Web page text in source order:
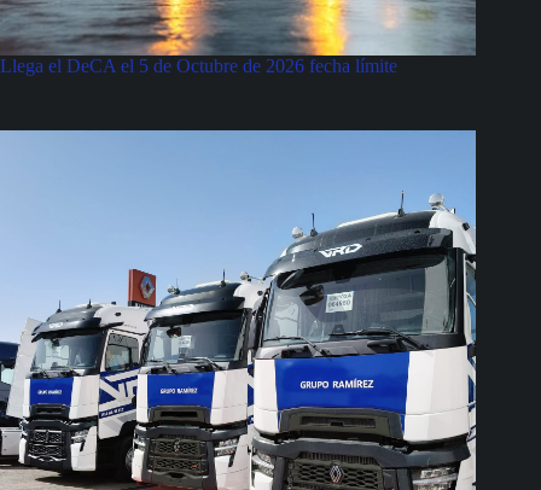
Llega el DeCA el 5 de Octubre de 2026 fecha límite